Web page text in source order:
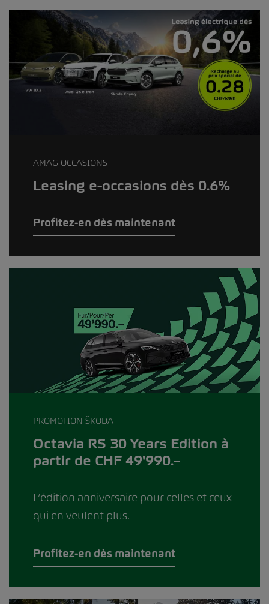
AMAG OCCASIONS
Leasing e-occasions dès 0.6%
Profitez-en dès maintenant
PROMOTION ŠKODA
Octavia RS 30 Years Edition à
partir de CHF 49'990.–
L’édition anniversaire pour celles et ceux
qui en veulent plus.
Profitez-en dès maintenant